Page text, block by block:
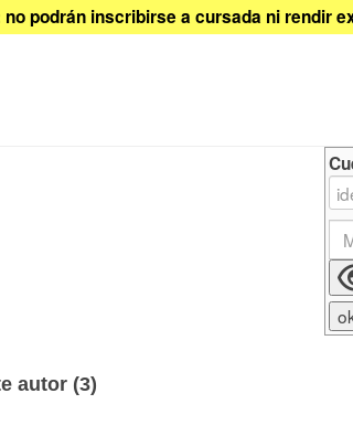
podrán inscribirse a cursada ni rendir
autor (3)